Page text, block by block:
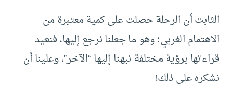
الثابت أن الرحلة حصلت على كمية معتبرة من
الاهتمام الغربي؛ وهو ما جعلنا نرجع إليها، فنعيد
قراءتها برؤية مختلفة نبهنا إليها “الآخر”، وعلينا أن
نشكره على ذلك!